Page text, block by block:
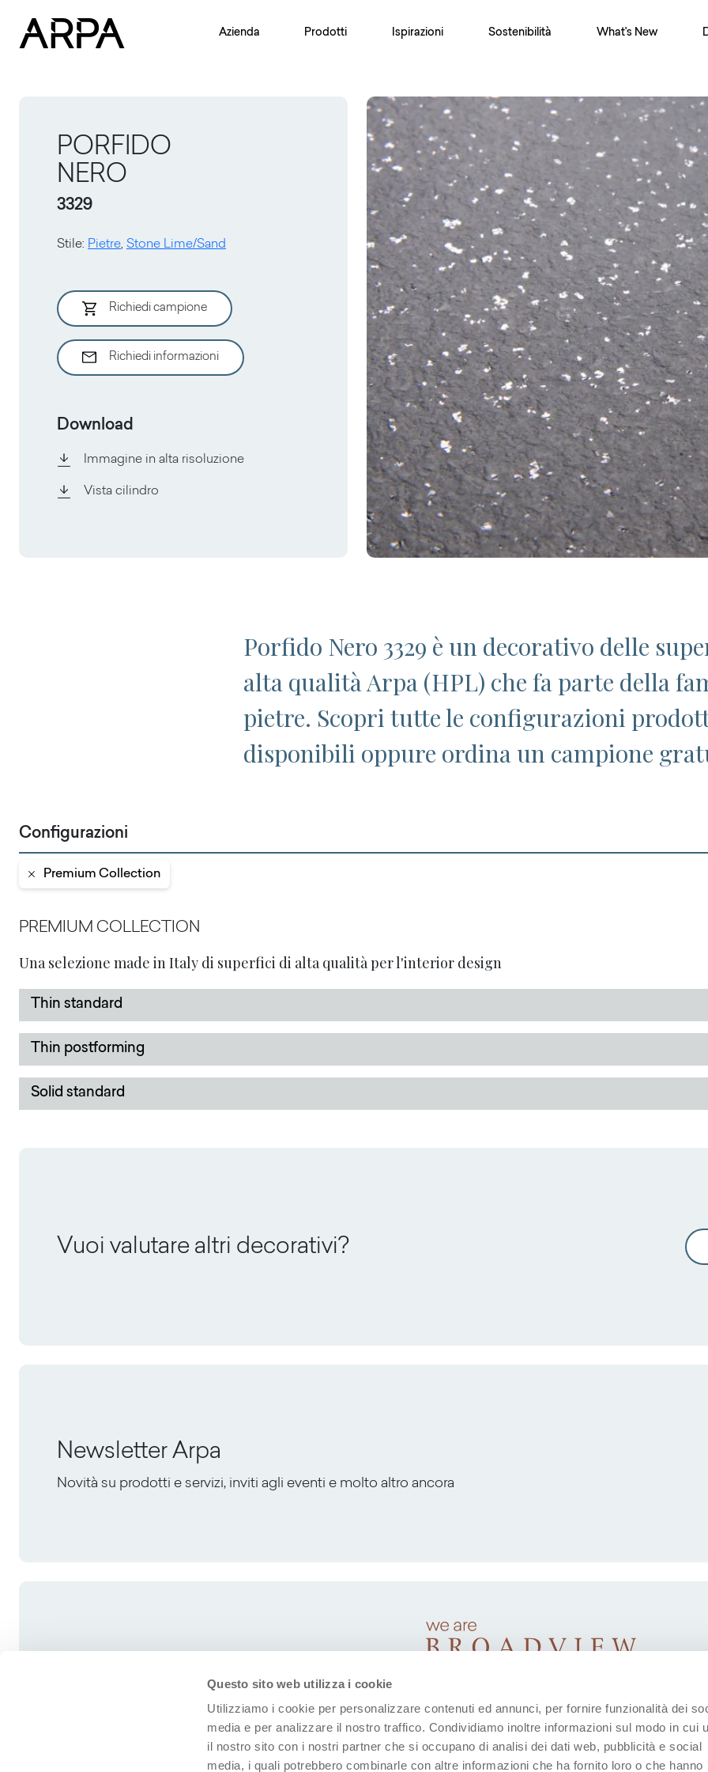
Questo sito web utilizza i cookie
Utilizziamo i cookie per personalizzare contenuti ed annunci, per fornire funzionalità dei
media e per analizzare il nostro traffico. Condividiamo inoltre informazioni sul modo in cui
il nostro sito con i nostri partner che si occupano di analisi dei dati web, pubblicità e social
media, i quali potrebbero combinarle con altre informazioni che ha fornito loro o che hanno
Azienda Prodotti Ispirazioni Sostenibilità What's New
PORFIDO
NERO
3329
Stile: Pietre, Stone Lime/Sand
Richiedi campione
Richiedi informazioni
Download
Immagine in alta risoluzione
Vista cilindro
Porfido Nero 3329 è un decorativo delle
alta qualità Arpa (HPL) che fa parte della
pietre. Scopri tutte le configurazioni
disponibili oppure ordina un campione
Configurazioni
Premium Collection
PREMIUM COLLECTION
Una selezione made in Italy di superfici di alta qualità per l'interior design
Thin standard
Thin postforming
Solid standard
Vuoi valutare altri decorativi?
Newsletter Arpa
Novità su prodotti e servizi, inviti agli eventi e molto altro ancora